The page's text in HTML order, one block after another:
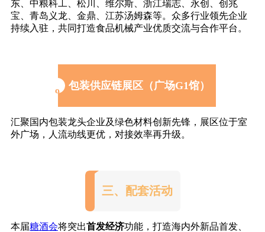
东、中粮科工、松川、维尔斯、浙江瑞志、永创、创兆
宝、青岛义龙、金鼎、江苏汤姆森等。众多行业领先企业
持续入驻，共同打造食品机械产业优质交流与合作平台。
9
包装供应链展区（广场G1馆）
汇聚国内包装龙头企业及绿色材料创新先锋，展区位于室
外广场，人流动线更优，对接效率再升级。
三、配套活动
本届糖酒会将突出首发经济功能，打造海内外新品首发、